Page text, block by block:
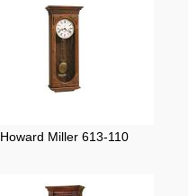
Howard Miller 613-110